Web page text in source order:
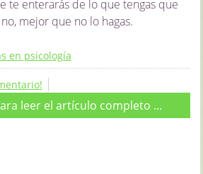
te enterarás de lo que tengas que
mejor que no lo hagas.
en psicología
leer el artículo completo ...